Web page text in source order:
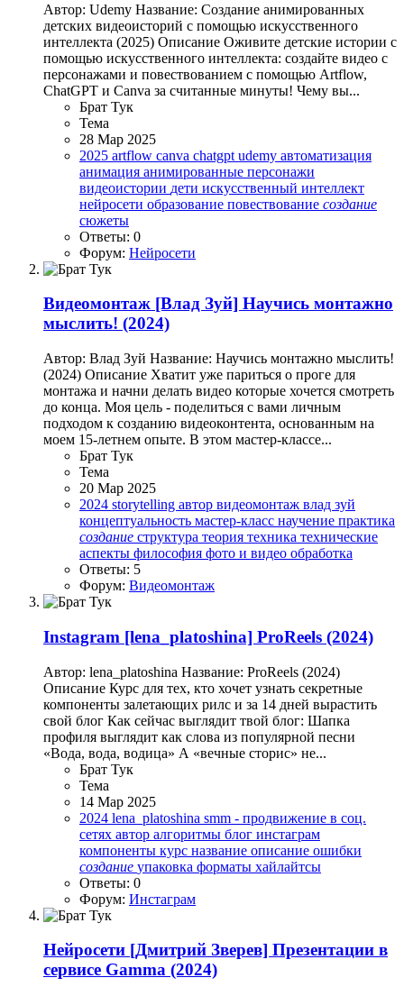
Автор: Udemy Название: Создание анимированных
детских видеоисторий с помощью искусственного
интеллекта (2025) Описание Оживите детские истории с
помощью искусственного интеллекта: создайте видео с
персонажами и повествованием с помощью Artflow,
ChatGPT и Canva за считанные минуты! Чему вы...
Брат Тук
Тема
28 Мар 2025
2025 artflow canva chatgpt udemy автоматизация
анимация анимированные персонажи
видеоистории дети искусственный интеллект
нейросети образование повествование создание
сюжеты
Ответы: 0
Форум: Нейросети
Видеомонтаж [Влад Зуй] Научись монтажно
мыслить! (2024)
Автор: Влад Зуй Название: Научись монтажно мыслить!
(2024) Описание Хватит уже париться о проге для
монтажа и начни делать видео которые хочется смотреть
до конца. Моя цель - поделиться с вами личным
подходом к созданию видеоконтента, основанным на
моем 15-летнем опыте. В этом мастер-классе...
Брат Тук
Тема
20 Мар 2025
2024 storytelling автор видеомонтаж влад зуй
концептуальность мастер-класс научение практика
создание структура теория техника технические
аспекты философия фото и видео обработка
Ответы: 5
Форум: Видеомонтаж
Instagram [lena_platoshina] ProReels (2024)
Автор: lena_platoshina Название: ProReels (2024)
Описание Курс для тех, кто хочет узнать секретные
компоненты залетающих рилс и за 14 дней вырастить
свой блог Как сейчас выглядит твой блог: Шапка
профиля выглядит как слова из популярной песни
«Вода, вода, водица» А «вечные сторис» не...
Брат Тук
Тема
14 Мар 2025
2024 lena_platoshina smm - продвижение в соц.
сетях автор алгоритмы блог инстаграм
компоненты курс название описание ошибки
создание упаковка форматы хайлайтсы
Ответы: 0
Форум: Инстаграм
Нейросети [Дмитрий Зверев] Презентации в
сервисе Gamma (2024)